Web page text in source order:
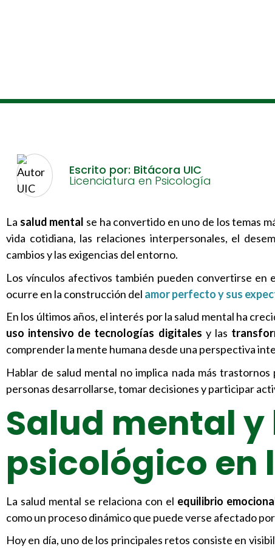
Escrito por: Bitácora UIC
Licenciatura en Psicología
La salud mental se ha convertido en uno de los temas
vida cotidiana, las relaciones interpersonales, el
cambios y las exigencias del entorno.
Los vínculos afectivos también pueden convertirse
ocurre en la construcción del amor perfecto y sus
En los últimos años, el interés por la salud mental ha
uso intensivo de tecnologías digitales y las
comprender la mente humana desde una perspectiva
Hablar de salud mental no implica nada más
personas desarrollarse, tomar decisiones y participar
Salud mental
psicológico
La salud mental se relaciona con el equilibrio
como un proceso dinámico que puede verse afectado
Hoy en día, uno de los principales retos consiste en